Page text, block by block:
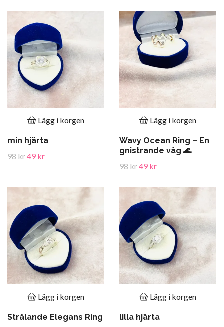
Lägg i korgen
min hjärta
98 kr49 kr
Lägg i korgen
Wavy Ocean Ring – En
gnistrande våg 🌊
98 kr49 kr
Lägg i korgen
Strålande Elegans Ring
Lägg i korgen
lilla hjärta